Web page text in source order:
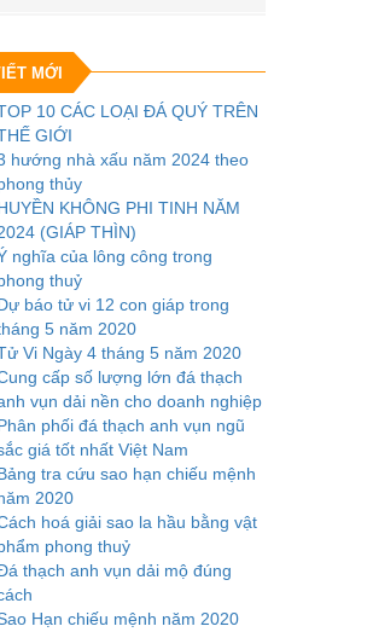
MỚI
10 CÁC LOẠI ĐÁ QUÝ TRÊN
GIỚI
hướng nhà xấu năm 2024 theo
thủy
KHÔNG PHI TINH NĂM
(GIÁP THÌN)
nghĩa của lông công trong
thuỷ
báo tử vi 12 con giáp trong
5 năm 2020
Vi Ngày 4 tháng 5 năm 2020
cấp số lượng lớn đá thạch
vụn dải nền cho doanh nghiệp
phối đá thạch anh vụn ngũ
giá tốt nhất Việt Nam
tra cứu sao hạn chiếu mệnh
2020
hoá giải sao la hầu bằng vật
phong thuỷ
thạch anh vụn dải mộ đúng
Hạn chiếu mệnh năm 2020